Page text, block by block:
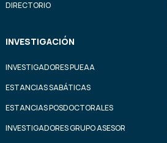
DIRECTORIO
INVESTIGACIÓN
INVESTIGADORES PUEAA
ESTANCIAS SABÁTICAS
ESTANCIAS POSDOCTORALES
INVESTIGADORES GRUPO ASESOR